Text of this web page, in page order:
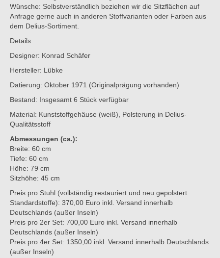
Wünsche: Selbstverständlich beziehen wir die Sitzflächen auf
Anfrage gerne auch in anderen Stoffvarianten oder Farben aus
dem Delius-Sortiment.
Details
Designer: Konrad Schäfer
Hersteller: Lübke
Datierung: Oktober 1971 (Originalprägung vorhanden)
Bestand: Insgesamt 6 Stück verfügbar
Material: Kunststoffgehäuse (weiß), Polsterung in Delius-
Qualitätsstoff
Abmessungen (ca.):
Breite: 60 cm
Tiefe: 60 cm
Höhe: 79 cm
Sitzhöhe: 45 cm
Preis pro Stuhl (vollständig restauriert und neu gepolstert
Standardstoffe): 370,00 Euro inkl. Versand innerhalb
Deutschlands (außer Inseln)
Preis pro 2er Set: 700,00 Euro inkl. Versand innerhalb
Deutschlands (außer Inseln)
Preis pro 4er Set: 1350,00 inkl. Versand innerhalb Deutschlands
(außer Inseln)